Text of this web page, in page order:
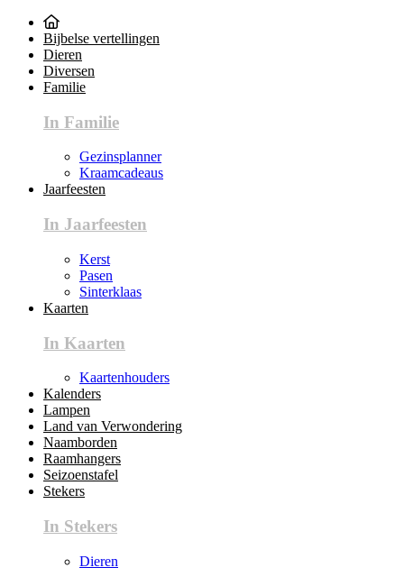
Bijbelse vertellingen
Dieren
Diversen
Familie
In Familie
Gezinsplanner
Kraamcadeaus
Jaarfeesten
In Jaarfeesten
Kerst
Pasen
Sinterklaas
Kaarten
In Kaarten
Kaartenhouders
Kalenders
Lampen
Land van Verwondering
Naamborden
Raamhangers
Seizoenstafel
Stekers
In Stekers
Dieren